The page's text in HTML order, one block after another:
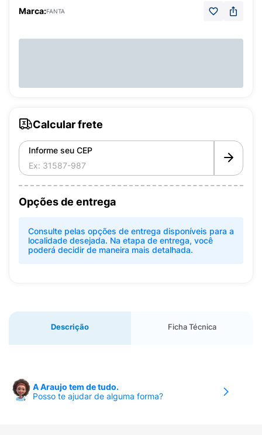
Marca:FANTA
Calcular frete
Informe seu CEP
Opções de entrega
Consulte pelas opções de entrega disponíveis para a
localidade desejada. Na etapa de entrega, você
poderá decidir de maneira mais detalhada.
Descrição Ficha Técnica
A Araujo tem de tudo.
Posso te ajudar de alguma forma?